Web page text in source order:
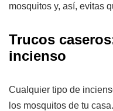
mosquitos y, así, evitas
Trucos
incienso
Cualquier tipo de
los mosquitos de tu